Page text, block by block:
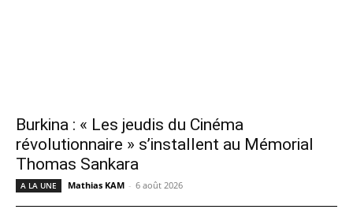
Burkina : « Les jeudis du Cinéma
révolutionnaire » s’installent au Mémorial
Thomas Sankara
A LA UNE Mathias KAM - 6 août 2026